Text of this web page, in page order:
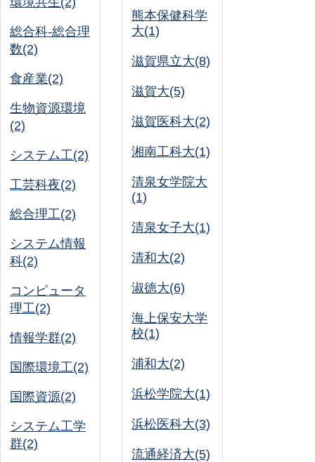
総合科-総合理
数(2)
食産業(2)
生物資源環境
(2)
システム工(2)
工芸科夜(2)
総合理工(2)
システム情報
科(2)
コンピュータ
理工(2)
情報学群(2)
国際環境工(2)
国際資源(2)
システム工学
群(2)
熊本保健科学
大(1)
滋賀県立大(8)
滋賀大(5)
滋賀医科大(2)
湘南工科大(1)
清泉女学院大
(1)
清泉女子大(1)
清和大(2)
淑徳大(6)
海上保安大学
校(1)
浦和大(2)
浜松学院大(1)
浜松医科大(3)
流通経済大(5)